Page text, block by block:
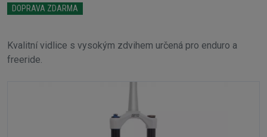
DOPRAVA ZDARMA
Kvalitní vidlice s vysokým zdvihem určená pro enduro a
freeride.